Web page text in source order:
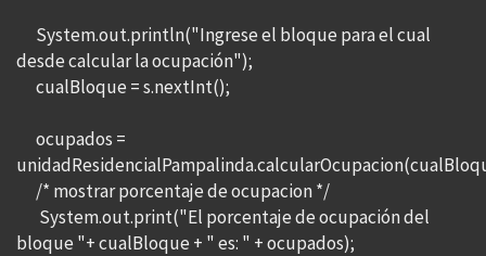
System.out.println("Ingrese el bloque para el cual
desde calcular la ocupación");
cualBloque = s.nextInt();
ocupados =
/* mostrar porcentaje de ocupacion */
System.out.print("El porcentaje de ocupación del
bloque "+ cualBloque + " es: " + ocupados);